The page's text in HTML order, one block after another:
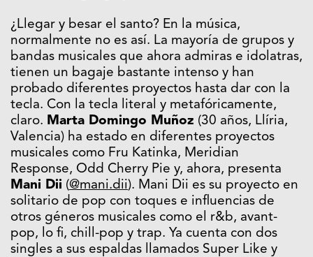
¿Llegar y besar el santo? En la música,
normalmente no es así. La mayoría de grupos y
bandas musicales que ahora admiras e idolatras,
tienen un bagaje bastante intenso y han
probado diferentes proyectos hasta dar con la
tecla. Con la tecla literal y metafóricamente,
claro. Marta Domingo Muñoz (30 años, Llíria,
Valencia) ha estado en diferentes proyectos
musicales como Fru Katinka, Meridian
Response, Odd Cherry Pie y, ahora, presenta
Mani Dii (@mani.dii). Mani Dii es su proyecto en
solitario de pop con toques e influencias de
otros géneros musicales como el r&b, avant-
pop, lo fi, chill-pop y trap. Ya cuenta con dos
singles a sus espaldas llamados Super Like y